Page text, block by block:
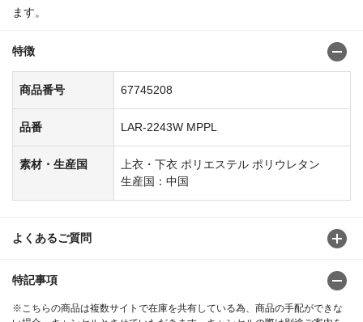
ます。
特徴
商品番号 67745208
品番 LAR-2243W MPPL
素材・生産国
上衣・下衣 ポリエステル ポリウレタン
生産国：中国
よくあるご質問
特記事項
※こちらの商品は複数サイトで在庫を共有している為、商品の手配ができな